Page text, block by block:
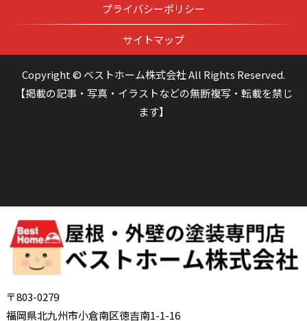
プライバシーポリシー
サイトマップ
Copyright © ベストホーム株式会社 All Rights Reserved.
【掲載の記事・写真・イラストなどの無断複写・転載を禁じ
ます】
〒803-0279
福岡県北九州市小倉南区徳吉南1-1-16